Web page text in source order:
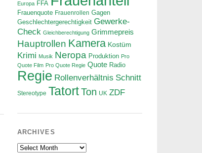
Europa FFA
Frauenquote Frauenrollen Gagen
Geschlechtergerechtigkeit Gewerke-
Check Gleichberechtigung Grimmepreis
Hauptrollen Kamera Kostüm
Krimi Musik Neropa Produktion Pro
Quote Film Pro Quote Regie Quote Radio
Regie Rollenverhältnis Schnitt
Stereotype Tatort Ton UK ZDF
ARCHIVES
Archives